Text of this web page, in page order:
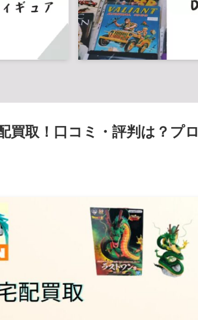
買取！口コミ・評判は？プロ